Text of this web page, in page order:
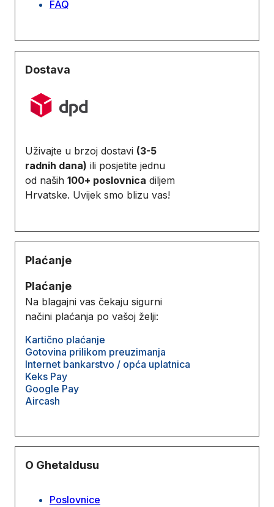
FAQ
Dostava
Uživajte u brzoj dostavi (3-5
radnih dana) ili posjetite jednu
od naših 100+ poslovnica diljem
Hrvatske. Uvijek smo blizu vas!
Plaćanje
Plaćanje
Na blagajni vas čekaju sigurni
načini plaćanja po vašoj želji:
Kartično plaćanje
Gotovina prilikom preuzimanja
Internet bankarstvo / opća uplatnica
Keks Pay
Google Pay
Aircash
O Ghetaldusu
Poslovnice